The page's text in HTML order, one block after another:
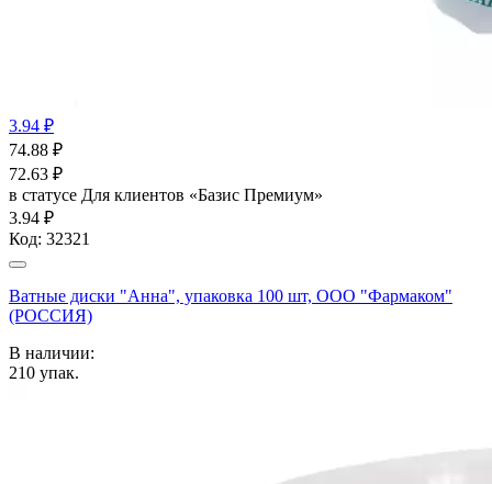
3.94 ₽
74.88 ₽
72.63 ₽
в статусе Для клиентов «Базис Премиум»
3.94 ₽
Код: 32321
Ватные диски "Анна", упаковка 100 шт, ООО "Фармаком"
(РОССИЯ)
В наличии:
210 упак.